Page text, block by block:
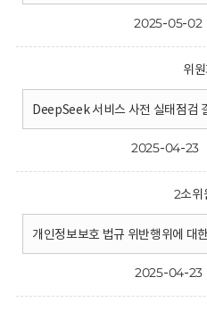
2025-05-02
위
DeepSeek 서비스 사전 실태점검
2025-04-23
2소위
개인정보보호 법규 위반행위에 대
2025-04-23